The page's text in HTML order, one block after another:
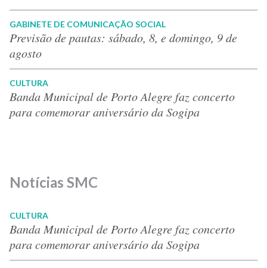
GABINETE DE COMUNICAÇÃO SOCIAL
Previsão de pautas: sábado, 8, e domingo, 9 de
agosto
CULTURA
Banda Municipal de Porto Alegre faz concerto
para comemorar aniversário da Sogipa
Notícias SMC
CULTURA
Banda Municipal de Porto Alegre faz concerto
para comemorar aniversário da Sogipa